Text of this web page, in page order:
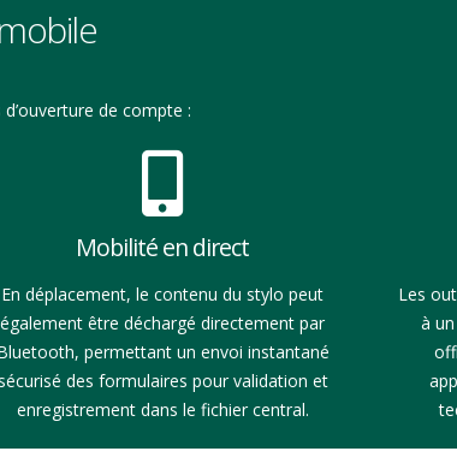
de compte :
Mobilité en direct
En déplacement, le contenu du stylo peut
également être déchargé directement par
permettant un envoi instantané
des formulaires pour validation et
enregistrement dans le fichier central.
Les
à